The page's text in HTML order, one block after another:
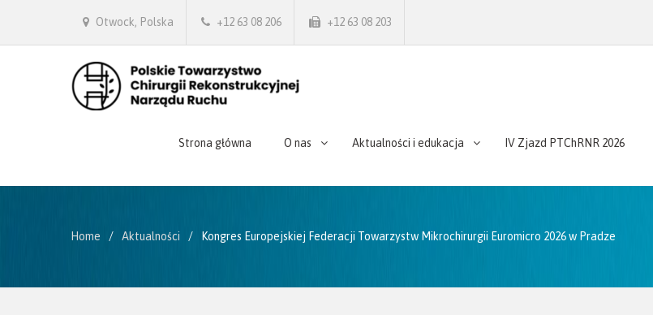
Otwock, Polska +12 63 08 206 +12 63 08 203
Strona główna O nas Aktualności i edukacja IV Zjazd PTChRNR 2026
Home Aktualności Kongres Europejskiej Federacji Towarzystw Mikrochirurgii Euromicro 2026 w Pradze